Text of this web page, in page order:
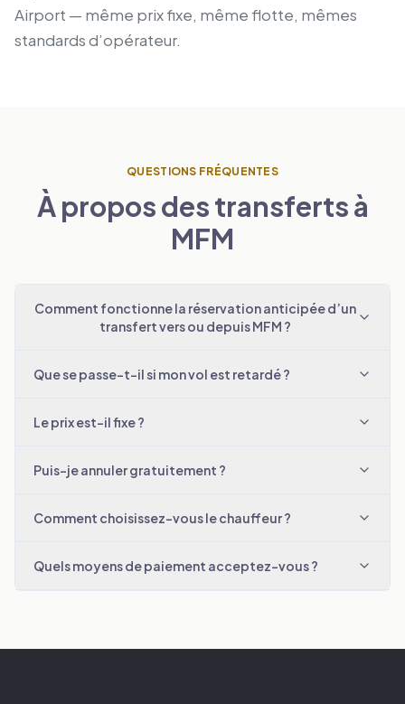
Airport — même prix fixe, même flotte, mêmes
standards d’opérateur.
QUESTIONS FRÉQUENTES
À propos des transferts à
MFM
Comment fonctionne la réservation anticipée d’un
transfert vers ou depuis MFM ?
Que se passe-t-il si mon vol est retardé ?
Le prix est-il fixe ?
Puis-je annuler gratuitement ?
Comment choisissez-vous le chauffeur ?
Quels moyens de paiement acceptez-vous ?